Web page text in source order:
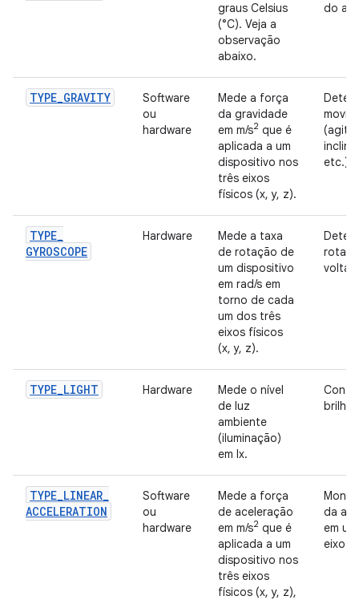
graus Celsius
(°C). Veja a
observação
abaixo.
do ar.
TYPE_GRAVITY
Software
ou
hardware
Mede a força
da gravidade
em m/s2 que é
aplicada a um
dispositivo nos
três eixos
físicos (x, y, z).
etc.).
TYPE_
GYROSCOPE
Hardware
Mede a taxa
de rotação de
um dispositivo
em rad/s em
torno de cada
um dos três
eixos físicos
(x, y, z).
volta
TYPE_LIGHT Hardware
Mede o nível
de luz
ambiente
(iluminação)
em lx.
brilho
TYPE_LINEAR_
ACCELERATION
Software
ou
hardware
Mede a força
de aceleração
em m/s2 que é
aplicada a um
dispositivo nos
três eixos
físicos (x, y, z),
da
em
eixo.